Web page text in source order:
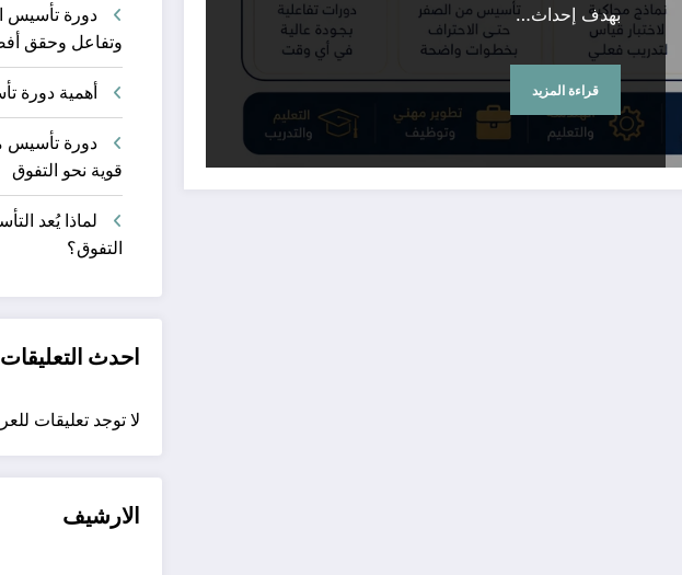
بهدف إحداث…
قراءة المزيد
دورة تأسيس
وتفاعل وحقق أفضل
أهمية دورة
دورة تأسيس
قوية نحو التفوق
لماذا يُعد
التفوق؟
احدث التعليقات
لا توجد تعليقات
الارشيف